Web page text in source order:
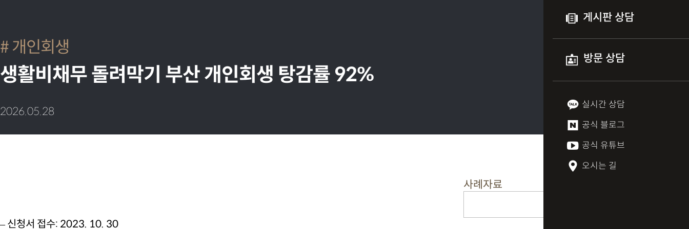
게시판 상담
방문 상담
실시간 상담
공식 블로그
공식 유튜브
오시는 길
개인회생
생활비채무 돌려막기 부산 개인회생 탕감률 92%
2026.05.28
– 신청서 접수: 2023. 10. 30
사례자료